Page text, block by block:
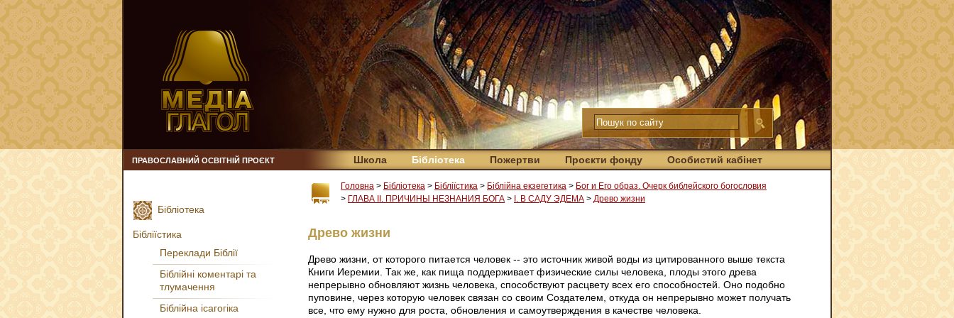
ПРАВОСЛАВНИЙ ОСВІТНІЙ ПРОЄКТ Школа Бібліотека Пожертви Проєкти фонду Особистий кабінет
Головна > Бібліотека > Бібліїстика > Біблійна екзегетика > Бог и Его образ. Очерк библейского богословия
> ГЛАВА II. ПРИЧИНЫ НЕЗНАНИЯ БОГА > I. В САДУ ЭДЕМА > Древо жизни
Древо жизни
Древо жизни, от которого питается человек -- это источник живой воды из цитированного выше текста
Книги Иеремии. Так же, как пища поддерживает физические силы человека, плоды этого древа
непрерывно обновляют жизнь человека, способствуют расцвету всех его способностей. Оно подобно
пуповине, через которую человек связан со своим Создателем, откуда он непрерывно может получать
все, что ему нужно для роста, обновления и самоутверждения в качестве человека.
Бібліотека
Бібліїстика
Переклади Біблії
Біблійні коментарі та
тлумачення
Біблійна ісагогіка